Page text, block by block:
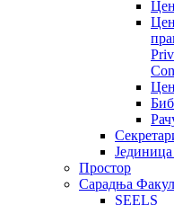
Јединица
Простор
Сарадња
SEELS